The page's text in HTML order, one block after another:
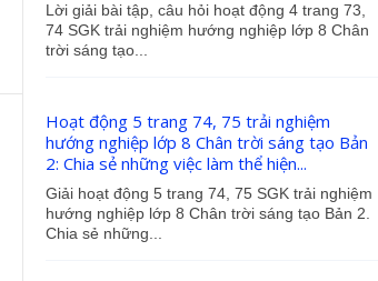
Lời giải bài tập, câu hỏi hoạt động 4 trang 73,
74 SGK trải nghiệm hướng nghiệp lớp 8 Chân
trời sáng tạo...
Hoạt động 5 trang 74, 75 trải nghiệm
hướng nghiệp lớp 8 Chân trời sáng tạo Bản
2: Chia sẻ những việc làm thể hiện...
Giải hoạt động 5 trang 74, 75 SGK trải nghiệm
hướng nghiệp lớp 8 Chân trời sáng tạo Bản 2.
Chia sẻ những...